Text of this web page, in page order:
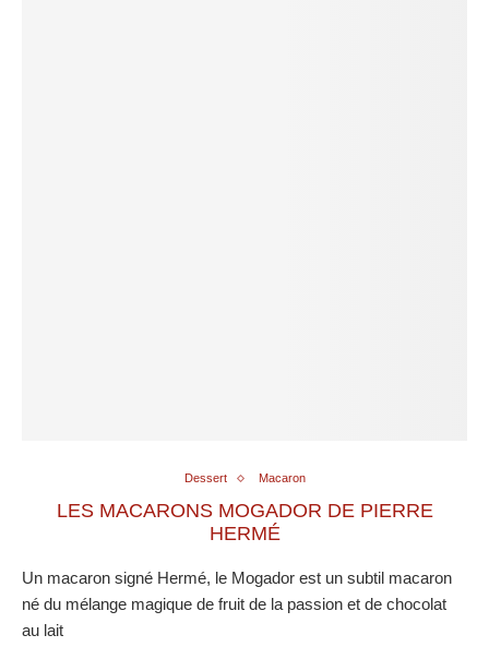
Dessert Macaron
LES MACARONS MOGADOR DE PIERRE
HERMÉ
Un macaron signé Hermé, le Mogador est un subtil macaron
né du mélange magique de fruit de la passion et de chocolat
au lait